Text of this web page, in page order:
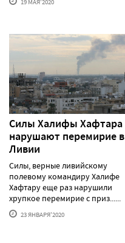
Силы Халифы Хафтара
нарушают перемирие в
Ливии
Силы, верные ливийскому
полевому командиру Халифе
Хафтару еще раз нарушили
хрупкое перемирие с приз......
23 ЯНВАРЯ'2020